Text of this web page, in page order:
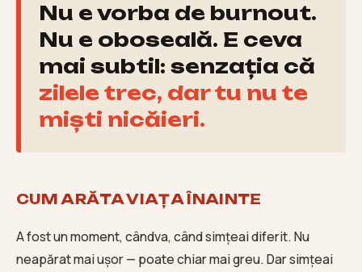
Nu e vorba de burnout.
Nu e oboseală. E ceva
mai subtil: senzația că
zilele trec, dar tu nu te
miști nicăieri.
CUM ARĂTA VIAȚA ÎNAINTE
A fost un moment, cândva, când simțeai diferit. Nu
neapărat mai ușor — poate chiar mai greu. Dar simțeai